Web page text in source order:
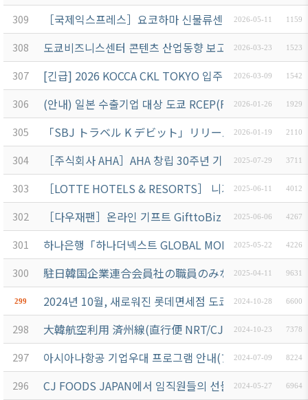
309 ［국제익스프레스］요코하마 신물류센터 준공식 안내 6/
2026-05-11 1159
308 도쿄비즈니스센터 콘텐츠 산업동향 보고서 발간 위탁용
2026-03-23 1523
307 [긴급] 2026 KOCCA CKL TOKYO 입주기업 지원 프로그
2026-03-09 1542
306 (안내) 일본 수출기업 대상 도쿄 RCEP(FTA) 해외활용지
2026-01-26 1929
305 「SBJ トラベル K デビット」リリース及び リリー
2026-01-19 2110
304 ［주식회사 AHA］AHA 창립 30주년 기념 전자칠판 특별
2025-07-29 3711
303 ［LOTTE HOTELS & RESORTS］ 니가타현 품격, 롯
2025-06-11 4012
302 ［다우재팬］온라인 기프트 GifttoBiz 및 SNS이벤트
2025-06-06 4267
301 하나은행「하나더넥스트 GLOBAL MONEY SHOW」
2025-05-22 4226
300 駐日韓国企業連合会員社の職員のみなさまへSBJ銀
2025-04-11 9631
299 2024년 10월, 새로워진 롯데면세점 도쿄긴자점을 만나보
2024-10-28 6600
298 大韓航空利用 済州線(直行便 NRT/CJU/NRT) 優待航
2024-10-23 7378
297 아시아나항공 기업우대 프로그램 안내(アシアナ航空
2024-07-09 8224
296 CJ FOODS JAPAN에서 임직원들의 선물용 캔김 세트 안
2024-05-27 6964